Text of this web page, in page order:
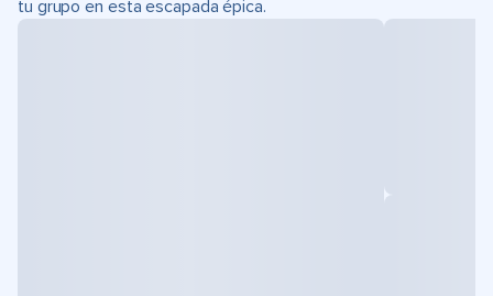
tu grupo en esta escapada épica.